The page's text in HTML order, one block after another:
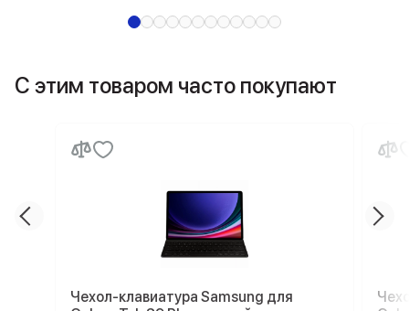
С этим товаром часто покупают
Чехол-клавиатура Samsung для